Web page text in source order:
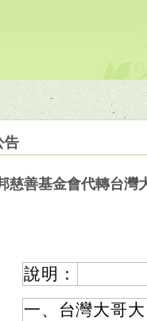
告
慈善基金會代轉台
說明：
一、台灣大哥